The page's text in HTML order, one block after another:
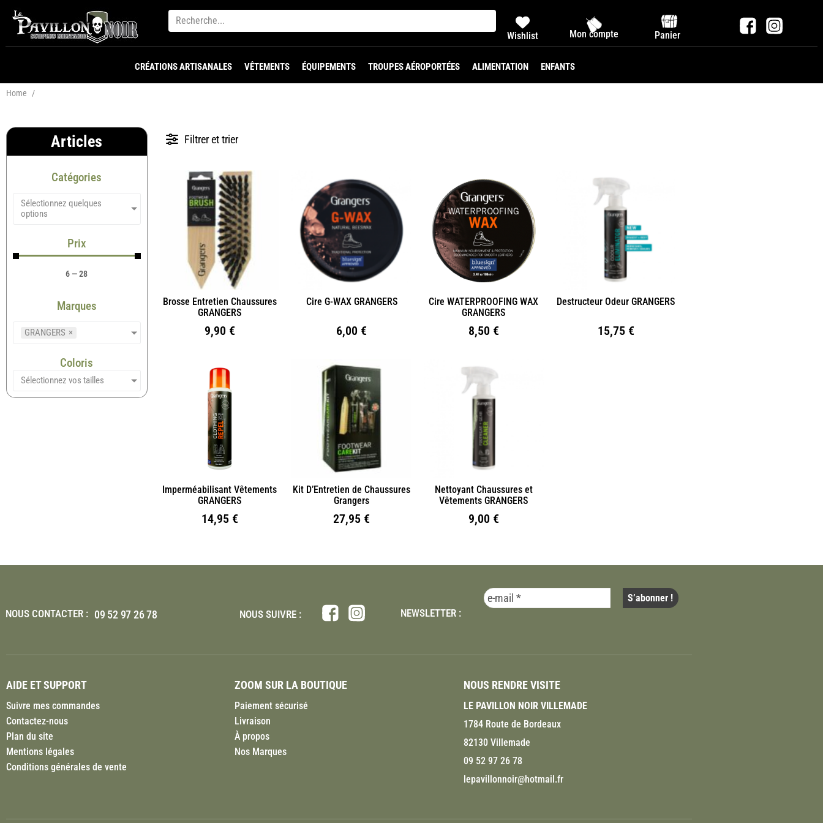
Wishlist Mon compte Panier
CRÉATIONS ARTISANALES VÊTEMENTS ÉQUIPEMENTS TROUPES AÉROPORTÉES ALIMENTATION ENFANTS
Home /
Articles
Catégories
Sélectionnez quelques
options
Prix
6 —28
Marques
GRANGERS ×
Coloris
Sélectionnez vos tailles
Filtrer et trier
Brosse Entretien Chaussures
GRANGERS
9,90 €
Cire G-WAX GRANGERS
6,00 €
Cire WATERPROOFING WAX
GRANGERS
8,50 €
Destructeur Odeur GRANGERS
15,75 €
Imperméabilisant Vêtements
GRANGERS
14,95 €
Kit D’Entretien de Chaussures
Grangers
27,95 €
Nettoyant Chaussures et
Vêtements GRANGERS
9,00 €
NOUS CONTACTER : 09 52 97 26 78 NOUS SUIVRE : NEWSLETTER :
AIDE ET SUPPORT
Suivre mes commandes
Contactez-nous
Plan du site
Mentions légales
Conditions générales de vente
ZOOM SUR LA BOUTIQUE
Paiement sécurisé
Livraison
À propos
Nos Marques
NOUS RENDRE VISITE
LE PAVILLON NOIR VILLEMADE
1784 Route de Bordeaux
82130 Villemade
09 52 97 26 78
lepavillonnoir@hotmail.fr